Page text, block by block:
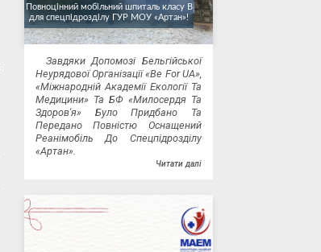
Повноцінний мобільний шпиталь класу В
для спецпідрозділу ГУР МОУ «Артан»!
Завдяки Допомозі Бельгійської
Неурядової Організації «Be For UA»,
«Міжнародній Академії Екології Та
Медицини» Та БФ «Милосердя Та
Здоров'я» Було Придбано Та
Передано Повністю Оснащений
Реанімобіль До Спецпідрозділу
«Артан».
Читати далі